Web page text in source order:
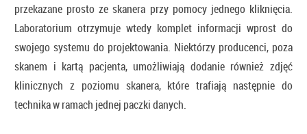
przekazane prosto ze skanera przy pomocy jednego kliknięcia.
Laboratorium otrzymuje wtedy komplet informacji wprost do
swojego systemu do projektowania. Niektórzy producenci, poza
skanem i kartą pacjenta, umożliwiają dodanie również zdjęć
klinicznych z poziomu skanera, które trafiają następnie do
technika w ramach jednej paczki danych.